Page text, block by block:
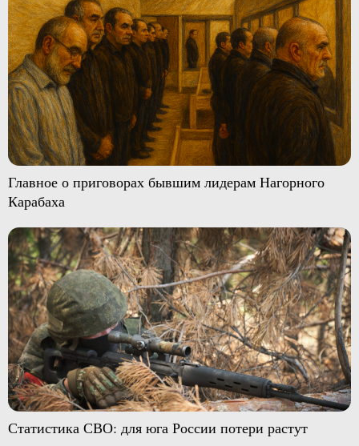
Главное о приговорах бывшим лидерам Нагорного
Карабаха
Статистика СВО: для юга России потери растут